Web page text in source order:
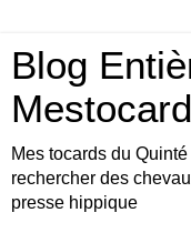
Blog
Mes tocards du
rechercher des
presse hippique